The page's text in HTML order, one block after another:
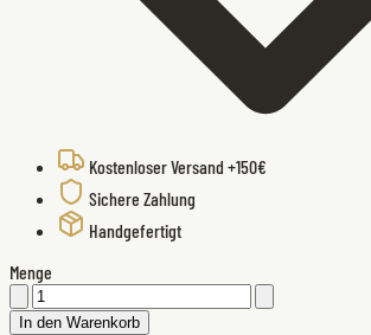
Kostenloser Versand +150€
Sichere Zahlung
Handgefertigt
Menge
In den Warenkorb